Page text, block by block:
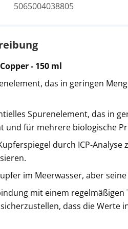
5065004038805
- 150 ml
das in geringen
Spurenelement, das in
und für mehrere biologische
durch ICP-
im Meerwasser, aber
mit einem
dass die Werte